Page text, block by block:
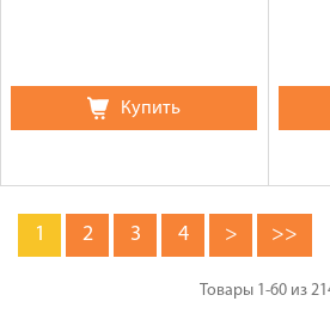
Купить
1 2 3 4 > >>
Товары 1-60 из